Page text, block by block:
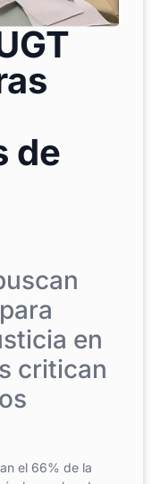
de
en
critican
el 66% de la